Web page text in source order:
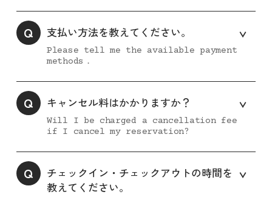
Q 支払い方法を教えてください。
Please tell me the available payment
methods．
Q キャンセル料はかかりますか？
Will I be charged a cancellation fee
if I cancel my reservation?
Q
チェックイン・チェックアウトの時間を
教えてください。